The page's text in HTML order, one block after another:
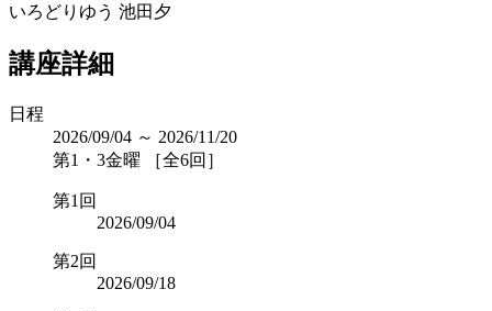
いろどりゆう 池田夕
講座詳細
日程
2026/09/04 ～ 2026/11/20
第1・3金曜 ［全6回］
第1回
2026/09/04
第2回
2026/09/18